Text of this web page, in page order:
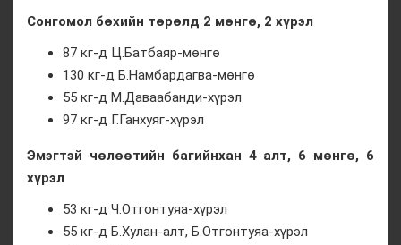
Сонгомол бөхийн төрөлд 2 мөнгө, 2 хүрэл
87 кг-д Ц.Батбаяр-мөнгө
130 кг-д Б.Намбардагва-мөнгө
55 кг-д М.Даваабанди-хүрэл
97 кг-д Г.Ганхуяг-хүрэл
Эмэгтэй чөлөөтийн багийнхан 4 алт, 6 мөнгө, 6
хүрэл
53 кг-д Ч.Отгонтуяа-хүрэл
55 кг-д Б.Хулан-алт, Б.Отгонтуяа-хүрэл